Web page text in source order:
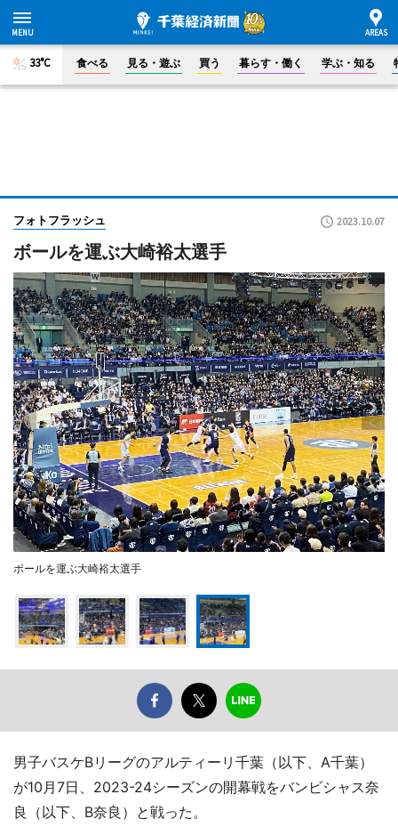
33°C 食べる 見る・遊ぶ 買う 暮らす・働く 学ぶ・知る
フォトフラッシュ 2023.10.07
ボールを運ぶ大崎裕太選手
ボールを運ぶ大崎裕太選手
男子バスケBリーグのアルティーリ千葉（以下、A千葉）
が10月7日、2023-24シーズンの開幕戦をバンビシャス奈
良（以下、B奈良）と戦った。